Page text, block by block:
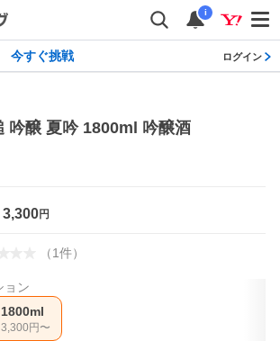
i
今すぐ挑戦 ログイン
吟醸 夏吟 1800ml 吟醸酒
3,300円
（1件）
ョン
1800ml
3,300 円〜